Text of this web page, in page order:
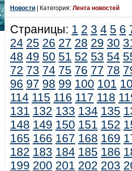
Новости | Категория: Лента новостей
Страницы: 1 2 3 4 5 6
24 25 26 27 28 29 30
48 49 50 51 52 53 54
72 73 74 75 76 77 78
96 97 98 99 100 101
114 115 116 117 118
131 132 133 134 135
148 149 150 151 152
165 166 167 168 169
182 183 184 185 186
199 200 201 202 203